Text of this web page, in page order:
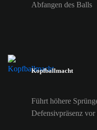
Abfangen des Balls
Kopfballmacht
Führt höhere
Defensivpräsenz